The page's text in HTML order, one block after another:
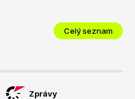
Celý seznam
Zprávy